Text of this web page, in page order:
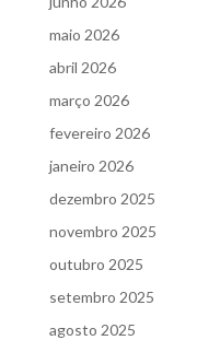
maio 2026
abril 2026
março 2026
fevereiro 2026
janeiro 2026
dezembro 2025
novembro 2025
outubro 2025
setembro 2025
agosto 2025